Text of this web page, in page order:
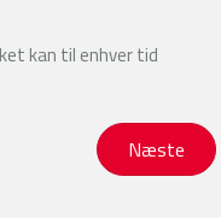
kan til enhver tid